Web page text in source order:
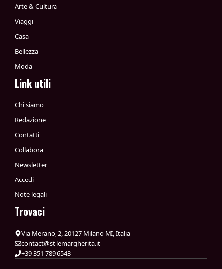
Arte & Cultura
Viaggi
Casa
Bellezza
Moda
Link utili
Chi siamo
Redazione
Contatti
Collabora
Newsletter
Accedi
Note legali
Trovaci
Via Merano, 2, 20127 Milano MI, Italia
contact@stilemargherita.it
+39 351 789 6543